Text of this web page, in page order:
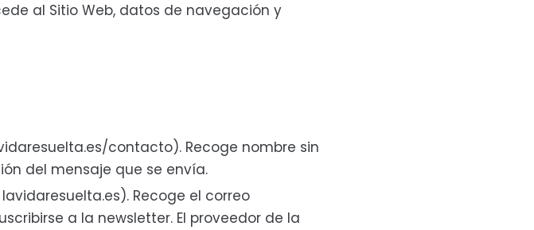
al Sitio Web, datos de navegación y
contacto). Recoge nombre sin
del mensaje que se envía.
Recoge el correo
a la newsletter. El proveedor de la